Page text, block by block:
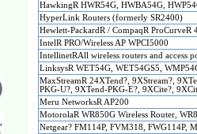
HawkingR HWR54G, HWBA54G,
HyperLink Routers (formerly SR2400)
Hewlett-PackardR / CompaqR
IntelR PRO/Wireless AP WPCI5000
IntellinetRAll wireless routers and access
LinksysR WET54G, WET54GS5,
MaxStreamR 24XTend?, 9XStream?,
PKG-U?, 9XTend-PKG-E?, 9XCite?,
Meru NetworksR AP200
MotorolaR WR850G Wireless Router,
Netgear? FM114P, FVM318, FWG114P,